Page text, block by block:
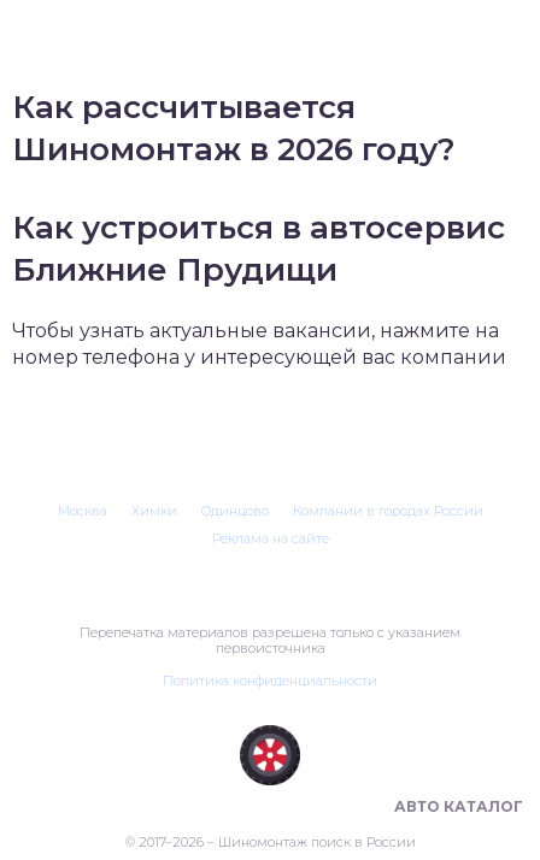
Как рассчитывается
Шиномонтаж в 2026 году?
Как устроиться в автосервис
Ближние Прудищи
Чтобы узнать актуальные вакансии, нажмите на
номер телефона у интересующей вас компании
АВТО КАТАЛОГ
© 2017–2026 – Шиномонтаж поиск в России
Москва Химки Одинцово
Компании в городах России
Реклама на сайте
Перепечатка материалов разрешена только с указанием
первоисточника
Политика конфиденциальности